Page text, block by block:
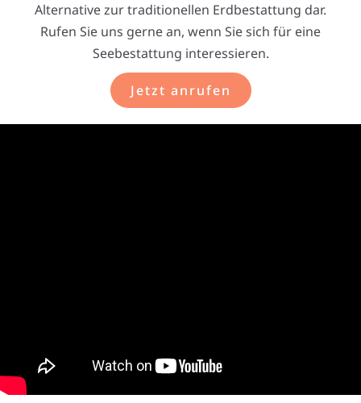
Alternative zur traditionellen Erdbestattung dar.
Rufen Sie uns gerne an, wenn Sie sich für eine
Seebestattung interessieren.
Jetzt anrufen